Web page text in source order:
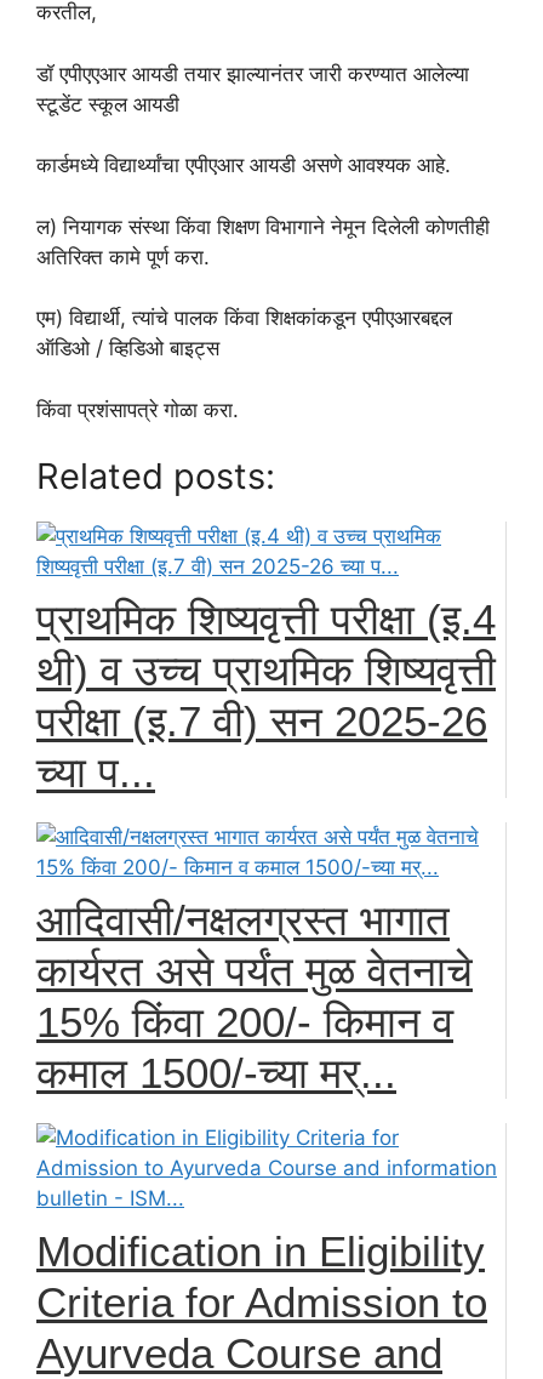
करतील,
डॉ एपीएएआर आयडी तयार झाल्यानंतर जारी करण्यात आलेल्या
स्टूडेंट स्कूल आयडी
कार्डमध्ये विद्यार्थ्यांचा एपीएआर आयडी असणे आवश्यक आहे.
ल) नियागक संस्था किंवा शिक्षण विभागाने नेमून दिलेली कोणतीही
अतिरिक्त कामे पूर्ण करा.
एम) विद्यार्थी, त्यांचे पालक किंवा शिक्षकांकडून एपीएआरबद्दल
ऑडिओ / व्हिडिओ बाइट्स
किंवा प्रशंसापत्रे गोळा करा.
Related posts:
प्राथमिक शिष्यवृत्ती परीक्षा (इ.4
थी) व उच्च प्राथमिक शिष्यवृत्ती
परीक्षा (इ.7 वी) सन 2025-26
च्या प...
आदिवासी/नक्षलग्रस्त भागात
कार्यरत असे पर्यंत मुळ वेतनाचे
15% किंवा 200/- किमान व
कमाल 1500/-च्या मर्...
Modification in Eligibility
Criteria for Admission to
Ayurveda Course and